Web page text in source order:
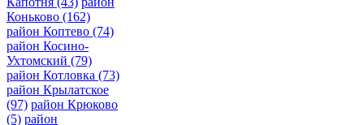
Коньково (162)
район Коптево (74)
район Косино-
Ухтомский (79)
район Котловка (73)
район Крылатское
(97) район Крюково
(5) район